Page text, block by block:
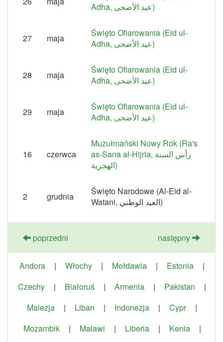
Adha, عيد الأضحى)
27 maja
Święto Ofiarowania (Eid ul-
Adha, عيد الأضحى)
28 maja
Święto Ofiarowania (Eid ul-
Adha, عيد الأضحى)
29 maja
Święto Ofiarowania (Eid ul-
Adha, عيد الأضحى)
16 czerwca
Muzułmański Nowy Rok (Ra's
as-Sana al-Hijria, رأس السنة
الهجرية)
2 grudnia
Święto Narodowe (Al-Eid al-
Watani, العيد الوطني)
poprzedni następny
Andora | Włochy | Mołdawia | Estonia
|
Czechy
| Białoruś | Armenia | Pakistan
|
Malezja
| Liban | Indonezja | Cypr
|
Mozambik
| Malawi | Liberia | Kenia
|